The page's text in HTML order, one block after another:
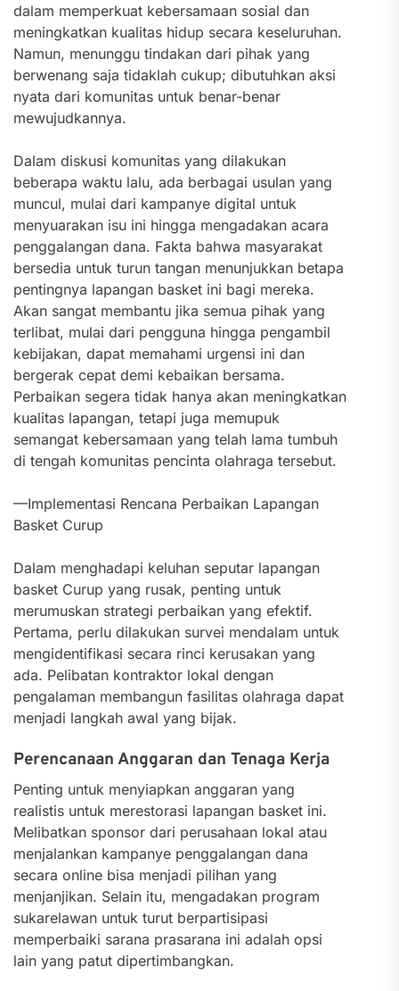
dalam memperkuat kebersamaan sosial dan
meningkatkan kualitas hidup secara keseluruhan.
Namun, menunggu tindakan dari pihak yang
berwenang saja tidaklah cukup; dibutuhkan aksi
nyata dari komunitas untuk benar-benar
mewujudkannya.
Dalam diskusi komunitas yang dilakukan
beberapa waktu lalu, ada berbagai usulan yang
muncul, mulai dari kampanye digital untuk
menyuarakan isu ini hingga mengadakan acara
penggalangan dana. Fakta bahwa masyarakat
bersedia untuk turun tangan menunjukkan betapa
pentingnya lapangan basket ini bagi mereka.
Akan sangat membantu jika semua pihak yang
terlibat, mulai dari pengguna hingga pengambil
kebijakan, dapat memahami urgensi ini dan
bergerak cepat demi kebaikan bersama.
Perbaikan segera tidak hanya akan meningkatkan
kualitas lapangan, tetapi juga memupuk
semangat kebersamaan yang telah lama tumbuh
di tengah komunitas pencinta olahraga tersebut.
—Implementasi Rencana Perbaikan Lapangan
Basket Curup
Dalam menghadapi keluhan seputar lapangan
basket Curup yang rusak, penting untuk
merumuskan strategi perbaikan yang efektif.
Pertama, perlu dilakukan survei mendalam untuk
mengidentifikasi secara rinci kerusakan yang
ada. Pelibatan kontraktor lokal dengan
pengalaman membangun fasilitas olahraga dapat
menjadi langkah awal yang bijak.
Perencanaan Anggaran dan Tenaga Kerja
Penting untuk menyiapkan anggaran yang
realistis untuk merestorasi lapangan basket ini.
Melibatkan sponsor dari perusahaan lokal atau
menjalankan kampanye penggalangan dana
secara online bisa menjadi pilihan yang
menjanjikan. Selain itu, mengadakan program
sukarelawan untuk turut berpartisipasi
memperbaiki sarana prasarana ini adalah opsi
lain yang patut dipertimbangkan.